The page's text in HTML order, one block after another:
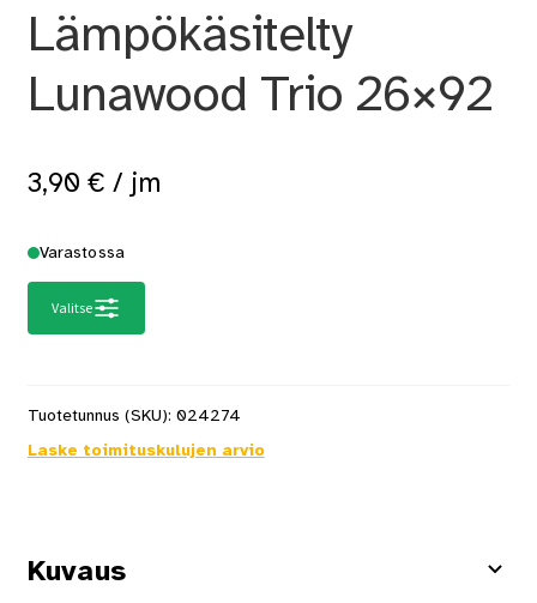
Lämpökäsitelty
Lunawood Trio 26×92
3,90 € / jm
Varastossa
Valitse
Tuotetunnus (SKU): 024274
Laske toimituskulujen arvio
Kuvaus